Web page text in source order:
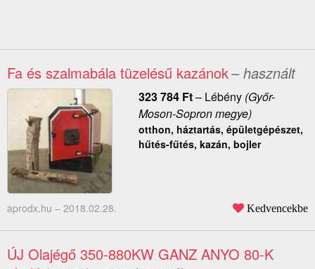
Fa és szalmabála tüzelésű kazánok– használt
323 784 Ft– Lébény(Győr-
Moson-Sopron megye)
otthon, háztartás, épületgépészet,
hűtés-fűtés, kazán, bojler
aprodx.hu – 2018.02.28. Kedvencekbe
ÚJ Olajégő 350-880KW GANZ ANYO 80-K